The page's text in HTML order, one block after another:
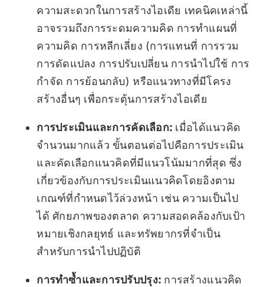
ความสะดวกในการสร้างไอเดีย เทคนิคเหล่านี้
อาจรวมถึงการระดมความคิด การทำแผนที่
ความคิด การหลีกเลี่ยง (การแทนที่ การรวม
การดัดแปลง การปรับเปลี่ยน การนำไปใช้ การ
กำจัด การย้อนกลับ) หรือแนวทางที่มีโครง
สร้างอื่นๆ เพื่อกระตุ้นการสร้างไอเดีย
การประเมินและการคัดเลือก: เมื่อได้แนวคิด
จำนวนมากแล้ว ขั้นตอนต่อไปคือการประเมิน
และคัดเลือกแนวคิดที่มีแนวโน้มมากที่สุด ซึ่ง
เกี่ยวข้องกับการประเมินแนวคิดโดยอิงตาม
เกณฑ์ที่กำหนดไว้ล่วงหน้า เช่น ความเป็นไป
ได้ ศักยภาพของตลาด ความสอดคล้องกับเป้า
หมายเชิงกลยุทธ์ และทรัพยากรที่จำเป็น
สำหรับการนำไปปฏิบัติ
การทำซ้ำและการปรับปรุง: การสร้างแนวคิด